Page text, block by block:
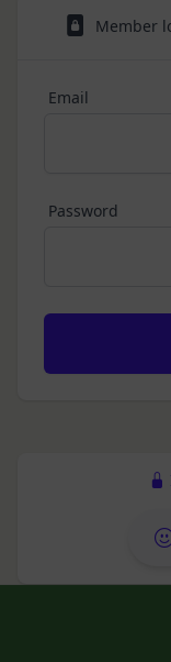
Member
Email
Password
応じて、本ポ
社ウェブサイ
す。
れら外部サー
については、
会員登録
員情報を入
または本サ
益を侵害す
お客様IDお
同業者の再
合、当社は、
の利用禁止、
社は、会員に